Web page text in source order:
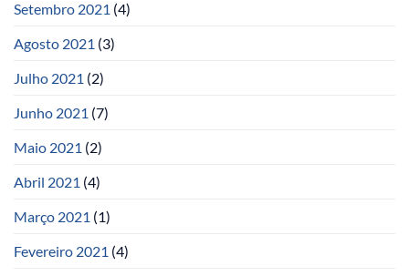
Setembro 2021 (4)
Agosto 2021 (3)
Julho 2021 (2)
Junho 2021 (7)
Maio 2021 (2)
Abril 2021 (4)
Março 2021 (1)
Fevereiro 2021 (4)